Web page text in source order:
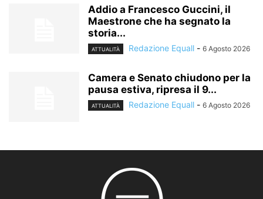
Addio a Francesco Guccini, il
Maestrone che ha segnato la
storia...
ATTUALITÀ Redazione Equall - 6 Agosto 2026
Camera e Senato chiudono per la
pausa estiva, ripresa il 9...
ATTUALITÀ Redazione Equall - 6 Agosto 2026